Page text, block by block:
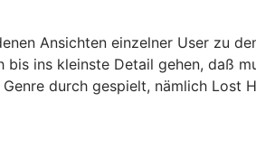
Ansichten einzelner User zu
ins kleinste Detail gehen, daß
durch gespielt, nämlich Lost